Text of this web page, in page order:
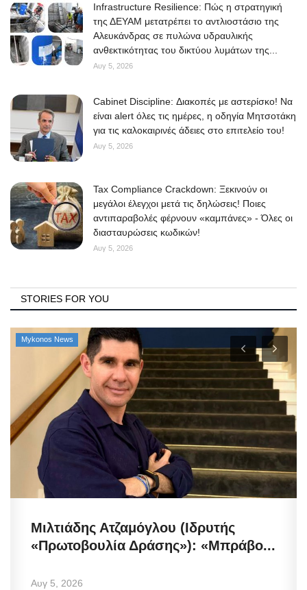
Infrastructure Resilience: Πώς η στρατηγική
της ΔΕΥΑΜ μετατρέπει το αντλιοστάσιο της
Αλευκάνδρας σε πυλώνα υδραυλικής
ανθεκτικότητας του δικτύου λυμάτων της...
Αυγ 5, 2026
Cabinet Discipline: Διακοπές με αστερίσκο! Να
είναι alert όλες τις ημέρες, η οδηγία Μητσοτάκη
για τις καλοκαιρινές άδειες στο επιτελείο του!
Αυγ 5, 2026
Tax Compliance Crackdown: Ξεκινούν οι
μεγάλοι έλεγχοι μετά τις δηλώσεις! Ποιες
αντιπαραβολές φέρνουν «καμπάνες» - Όλες οι
διασταυρώσεις κωδικών!
Αυγ 5, 2026
STORIES FOR YOU
Mykonos News
Μιλτιάδης Ατζαμόγλου (Ιδρυτής
«Πρωτοβουλία Δράσης»): «Μπράβο...
Αυγ 5, 2026